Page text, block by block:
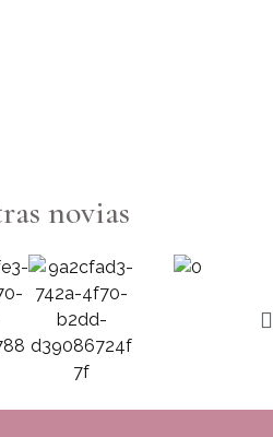
novias